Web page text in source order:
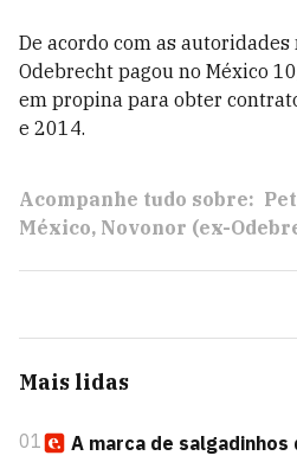
De acordo com as
Odebrecht pagou no México
em propina para obter
e 2014.
Acompanhe tudo sobre:
México Novonor (ex-
Mais lidas
01
A marca de